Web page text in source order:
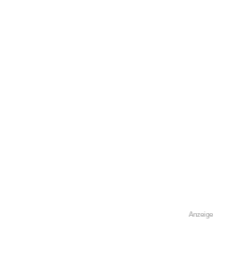
Anzeige